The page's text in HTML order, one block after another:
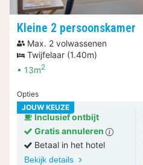
Kleine 2 persoonskamer
Max. 2 volwassenen
Twijfelaar (1.40m)
13m2
Opties
JOUW KEUZE
Inclusief ontbijt
Gratis annuleren
Betaal in het hotel
Bekijk details